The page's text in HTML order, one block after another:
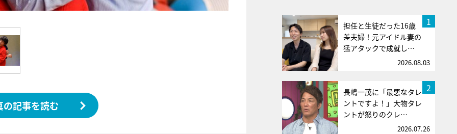
の記事を読む
1
担任と生徒だった16歳
差夫婦！元アイドル妻の
猛アタックで成就し…
2026.08.03
2
長嶋一茂に「最悪なタレ
ントですよ！」大物タレ
ントが怒りのクレ…
2026.07.26